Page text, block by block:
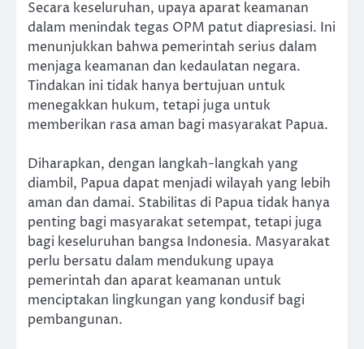
Secara keseluruhan, upaya aparat keamanan
dalam menindak tegas OPM patut diapresiasi. Ini
menunjukkan bahwa pemerintah serius dalam
menjaga keamanan dan kedaulatan negara.
Tindakan ini tidak hanya bertujuan untuk
menegakkan hukum, tetapi juga untuk
memberikan rasa aman bagi masyarakat Papua.
Diharapkan, dengan langkah-langkah yang
diambil, Papua dapat menjadi wilayah yang lebih
aman dan damai. Stabilitas di Papua tidak hanya
penting bagi masyarakat setempat, tetapi juga
bagi keseluruhan bangsa Indonesia. Masyarakat
perlu bersatu dalam mendukung upaya
pemerintah dan aparat keamanan untuk
menciptakan lingkungan yang kondusif bagi
pembangunan.